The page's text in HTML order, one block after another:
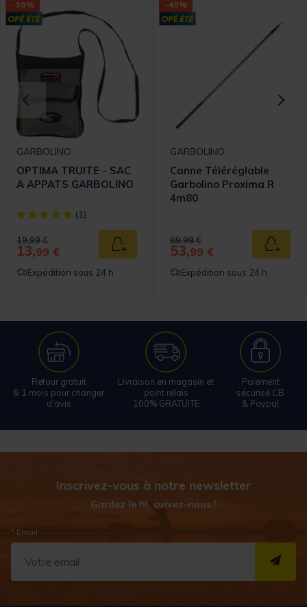
panier
-30%
GARBOLINO
OPTIMA TRUITE - SAC
A APPATS GARBOLINO
[object Object] out of 5 Customer Rating
(1)
Price reduced from
19,99 €to
13,99 € Ajouter au panier
Expédition sous 24 h
-40%
GARBOLINO
Canne Téléréglable
Garbolino Proxima R
4m80
Price reduced from
89,99 €to
53,99 €
Expédition sous 24 h
Retour gratuit
& 1 mois pour changer
d'avis
Livraison en magasin et
point relais
100% GRATUITE
Paiement
sécurisé CB
& Paypal
Inscrivez-vous à notre newsletter
Gardez le fil, suivez-nous !
* Email